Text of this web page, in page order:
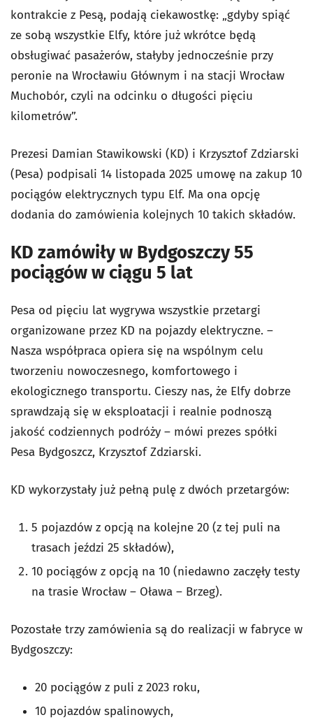
kontrakcie z Pesą, podają ciekawostkę: „gdyby spiąć
ze sobą wszystkie Elfy, które już wkrótce będą
obsługiwać pasażerów, stałyby jednocześnie przy
peronie na Wrocławiu Głównym i na stacji Wrocław
Muchobór, czyli na odcinku o długości pięciu
kilometrów”.
Prezesi Damian Stawikowski (KD) i Krzysztof Zdziarski
(Pesa) podpisali 14 listopada 2025 umowę na zakup 10
pociągów elektrycznych typu Elf. Ma ona opcję
dodania do zamówienia kolejnych 10 takich składów.
KD zamówiły w Bydgoszczy 55
pociągów w ciągu 5 lat
Pesa od pięciu lat wygrywa wszystkie przetargi
organizowane przez KD na pojazdy elektryczne. –
Nasza współpraca opiera się na wspólnym celu
tworzeniu nowoczesnego, komfortowego i
ekologicznego transportu. Cieszy nas, że Elfy dobrze
sprawdzają się w eksploatacji i realnie podnoszą
jakość codziennych podróży – mówi prezes spółki
Pesa Bydgoszcz, Krzysztof Zdziarski.
KD wykorzystały już pełną pulę z dwóch przetargów:
5 pojazdów z opcją na kolejne 20 (z tej puli na
trasach jeździ 25 składów),
10 pociągów z opcją na 10 (niedawno zaczęły testy
na trasie Wrocław – Oława – Brzeg).
Pozostałe trzy zamówienia są do realizacji w fabryce w
Bydgoszczy:
20 pociągów z puli z 2023 roku,
10 pojazdów spalinowych,